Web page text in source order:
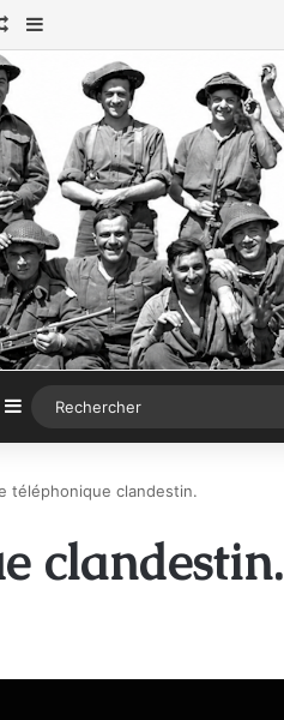
Article au hasard
Sidebar (barre latérale)
Sidebar (barre latérale)
téléphonique clandestin.
clandestin.